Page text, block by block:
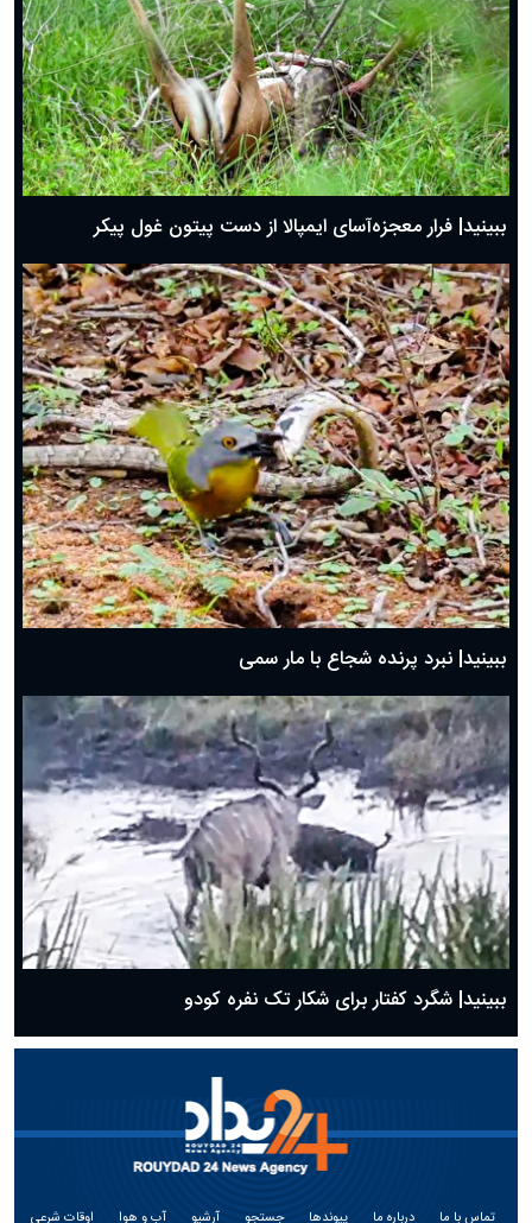
ببینید| فرار معجزه‌آسای ایمپالا از دست پیتون غول پیکر
ببینید| نبرد پرنده شجاع با مار سمی
ببینید| شگرد کفتار برای شکار تک نفره کودو
تماس با ما درباره ما پیوندها جستجو آرشیو آب و هوا اوقات شرعی